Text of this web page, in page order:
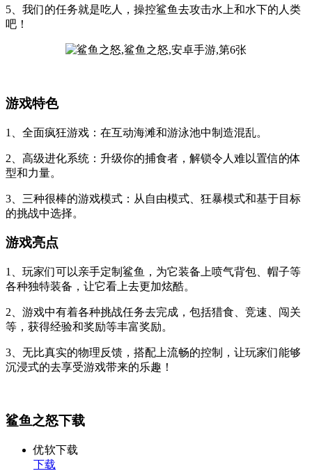
5、我们的任务就是吃人，操控鲨鱼去攻击水上和水下的人类
吧！
游戏特色
1、全面疯狂游戏：在互动海滩和游泳池中制造混乱。
2、高级进化系统：升级你的捕食者，解锁令人难以置信的体
型和力量。
3、三种很棒的游戏模式：从自由模式、狂暴模式和基于目标
的挑战中选择。
游戏亮点
1、玩家们可以亲手定制鲨鱼，为它装备上喷气背包、帽子等
各种独特装备，让它看上去更加炫酷。
2、游戏中有着各种挑战任务去完成，包括猎食、竞速、闯关
等，获得经验和奖励等丰富奖励。
3、无比真实的物理反馈，搭配上流畅的控制，让玩家们能够
沉浸式的去享受游戏带来的乐趣！
鲨鱼之怒下载
优软下载
下载